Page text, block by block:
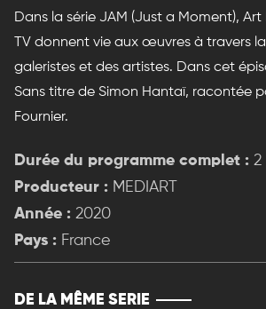
Dans la série JAM (Just a Moment), Art
TV donnent vie aux œuvres à travers
galeristes et des artistes. Dans cet
Sans titre de Simon Hantaï, racontée
Fournier.
Durée du programme complet : 2
Producteur : MEDIART
Année : 2020
Pays : France
DE LA MÊME SERIE